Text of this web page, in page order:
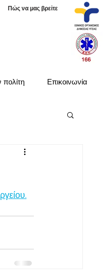
Πώς να μας βρείτε
πολίτη Επικοινωνία